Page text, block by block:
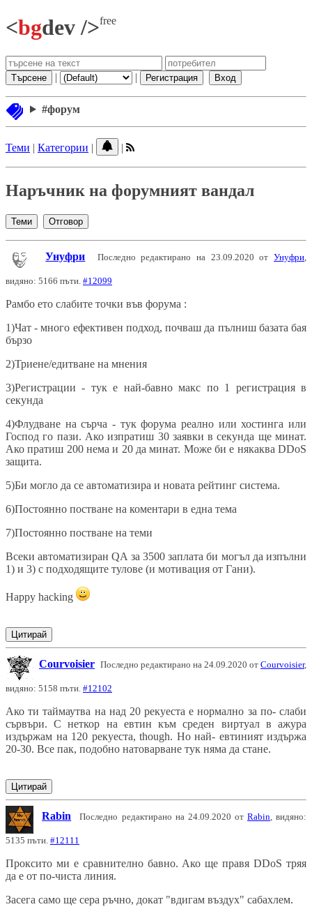
<bgdev />free
Търсене | | Регистрация Вход
#форум
Теми | Категории | |
Наръчник на форумният вандал
Теми Отговор
Унуфри Последно редактирано на 23.09.2020 отУнуфри
видяно: 5166 пъти. #12099
Рамбо ето слабите точки във форума :
1)Чат - много ефективен подход, почваш да пълниш базата бая
бързо
2)Триене/едитване на мнения
3)Регистрации - тук е най-бавно макс по 1 регистрация в
секунда
4)Флудване на сърча - тук форума реално или хостинга или
Господ го пази. Ако изпратиш 30 заявки в секунда ще минат.
Ако пратиш 200 нема и 20 да минат. Може би е някаква DDoS
защита.
5)Би могло да се автоматизира и новата рейтинг система.
6)Постоянно постване на коментари в една тема
7)Постоянно постване на теми
Всеки автоматизиран QA за 3500 заплата би могъл да изпълни
1) и 3) с подходящите тулове (и мотивация от Гани).
Happy hacking
Цитирай
Courvoisier Последно редактирано на 24.09.2020 от Courvoisier,
видяно: 5158 пъти. #12102
Ако ти таймаутва на над 20 рекуеста е нормално за по- слаби
сървъри. С неткор на евтин към среден виртуал в ажура
издържам на 120 рекуеста, though. Но най- евтиният издържа
20-30. Все пак, подобно натоварване тук няма да стане.
Цитирай
Rabin Последно редактирано на 24.09.2020 от Rabin , видяно:
5135 пъти. #12111
Проксито ми е сравнително бавно. Ако ще правя DDoS тряя
да е от по-чиста линия.
Засега само ще сера ръчно, докат "вдигам въздух" сабахлем.